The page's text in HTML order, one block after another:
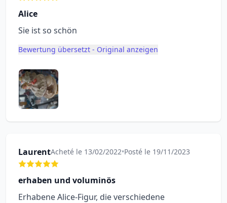
Alice
Sie ist so schön
Bewertung übersetzt - Original anzeigen
LaurentAcheté le 13/02/2022•Posté le 19/11/2023
erhaben und voluminös
Erhabene Alice-Figur, die verschiedene